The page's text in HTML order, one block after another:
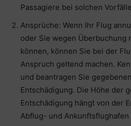
Passagiere bei solchen
Ansprüche: Wenn Ihr Flug
oder Sie wegen Überbuchung
können, können Sie bei der
Anspruch geltend machen.
und beantragen Sie
Entschädigung. Die Höhe der
Entschädigung hängt von der
Abflug- und Ankunftsflughafen